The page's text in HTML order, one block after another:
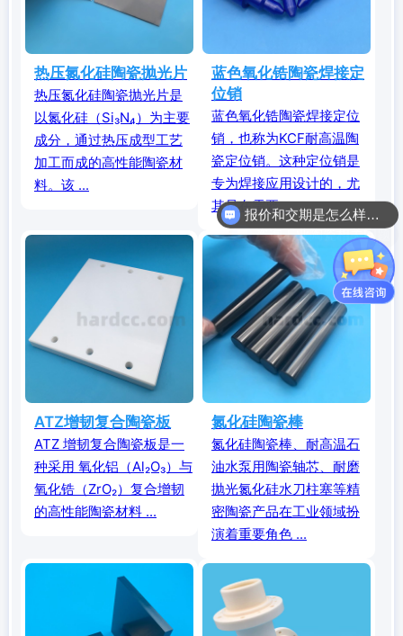
热压氮化硅陶瓷抛光片
热压氮化硅陶瓷抛光片是
以氮化硅（Si₃N₄）为主要
成分，通过热压成型工艺
加工而成的高性能陶瓷材
料。该 ...
蓝色氧化锆陶瓷焊接定
位销
蓝色氧化锆陶瓷焊接定位
销，也称为KCF耐高温陶
瓷定位销。这种定位销是
专为焊接应用设计的，尤
其是在需要 ...
ATZ增韧复合陶瓷板
ATZ 增韧复合陶瓷板是一
种采用 氧化铝（Al₂O₃）与
氧化锆（ZrO₂）复合增韧
的高性能陶瓷材料 ...
氮化硅陶瓷棒
氮化硅陶瓷棒、耐高温石
油水泵用陶瓷轴芯、耐磨
抛光氮化硅水刀柱塞等精
密陶瓷产品在工业领域扮
演着重要角色 ...
咨询工业陶瓷相关问题